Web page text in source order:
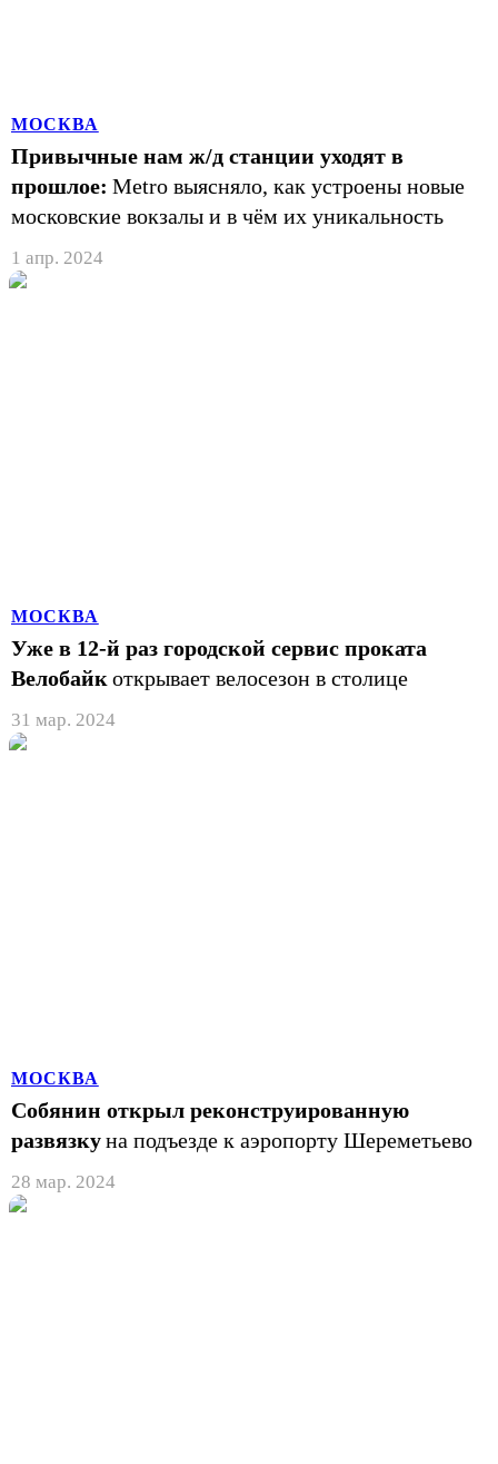
МОСКВА
Привычные нам ж/д станции уходят в
прошлое: Metro выясняло, как устроены новые
московские вокзалы и в чём их уникальность
1 апр. 2024
МОСКВА
Уже в 12-й раз городской сервис проката
Велобайк открывает велосезон в столице
31 мар. 2024
МОСКВА
Собянин открыл реконструированную
развязкуна подъезде к аэропорту Шереметьево
28 мар. 2024